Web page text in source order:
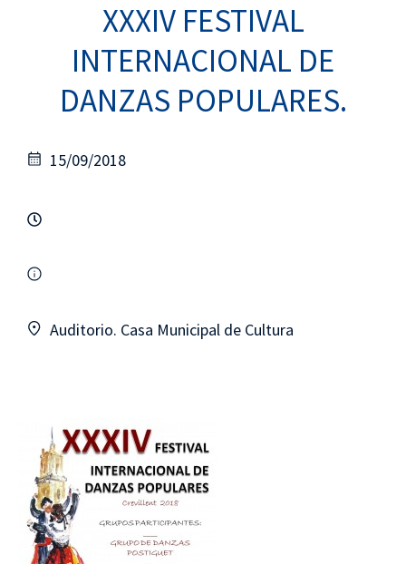
XXXIV FESTIVAL
INTERNACIONAL DE
DANZAS POPULARES.
15/09/2018
Auditorio. Casa Municipal de Cultura